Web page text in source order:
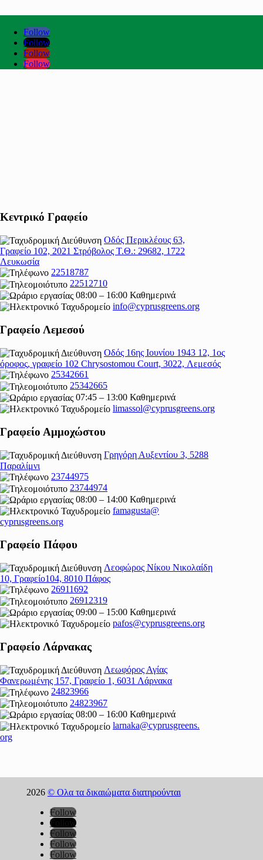
Follow
Follow
Follow
Follow
Κεντρικό Γραφείο
Οδός Περικλέους 63,
Γραφείο 102, 2021 Στρόβολος Τ.Θ.: 29682, 1722
Λευκωσία
22518787
22512710
08:00 – 16:00 Καθημερινά
info@cyprusgreens.org
Γραφείο Λεμεσού
Οδός 16ης Ιουνίου 1943 12, 1ος
όροφος, γραφείο 102 Chrysostomou Court, 3022, Λεμεσός
25342661
25342665
07:45 – 13:00 Καθημερινά
limassol@cyprusgreens.org
Γραφείο Αμμοχώστου
Γρηγόρη Αυξεντίου 3, 5288
Παραλίμνι
23744975
23744974
08:00 – 14:00 Καθημερινά
famagusta@
cyprusgreens.org
Γραφείο Πάφου
Λεοφώρος Νίκου Νικολαίδη
10, Γραφείο104, 8010 Πάφος
26911692
26912319
09:00 – 15:00 Καθημερινά
pafos@cyprusgreens.org
Γραφείο Λάρνακας
Λεωφόρος Αγίας
Φανερωμένης 157, Γραφείο 1, 6031 Λάρνακα
24823966
24823967
08:00 – 16:00 Καθημερινά
larnaka@cyprusgreens.
org
2026 © Ολα τα δικαιώματα διατηρούνται
Follow
Follow
Follow
Follow
Follow